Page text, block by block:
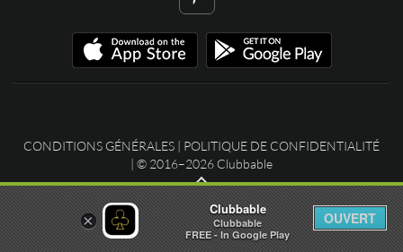
CONDITIONS GÉNÉRALES | POLITIQUE DE CONFIDENTIALITÉ
| © 2016–2026 Clubbable
×
Clubbable
Clubbable
FREE - In Google Play
OUVERT